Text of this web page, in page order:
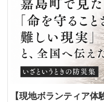
【現地ボランティア